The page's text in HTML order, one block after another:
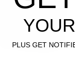
PLUS GET